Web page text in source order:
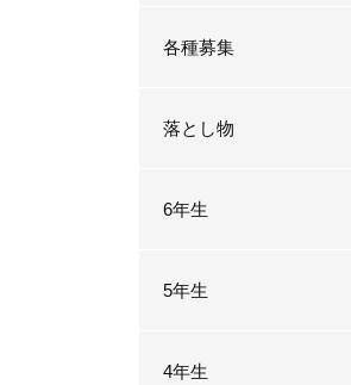
各種募集
落とし物
6年生
5年生
4年生